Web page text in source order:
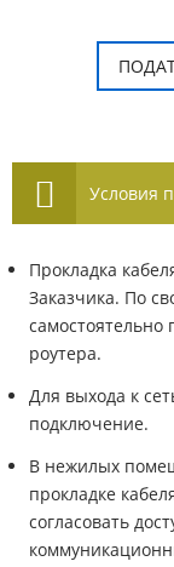
Условия
Прокладка
Заказчика. По
роутера.
Для выхода к
подключение.
В нежилых
прокладке
согласовать